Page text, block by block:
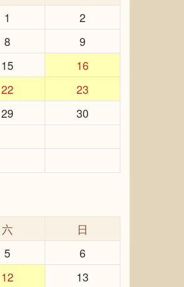
1
2
8
9
15
16
22
23
29
30
六
日
5
6
12 13